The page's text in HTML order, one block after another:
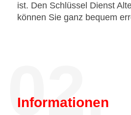
ist. Den Schlüssel Dienst
können Sie ganz bequem
02.
Informationen